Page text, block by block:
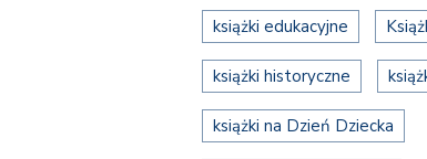
książki edukacyjne
książki historyczne
książki na Dzień Dziecka